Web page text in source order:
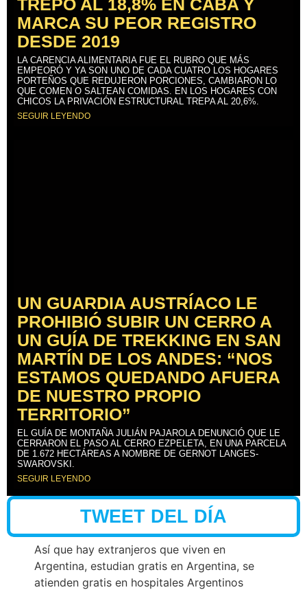
TREPÓ AL 18,8% EN CABA Y
MARCA SU PEOR REGISTRO
DESDE 2019
LA CARENCIA ALIMENTARIA FUE EL RUBRO QUE MÁS
EMPEORÓ Y YA SON UNO DE CADA CUATRO LOS HOGARES
PORTEÑOS QUE REDUJERON PORCIONES, CAMBIARON LO
QUE COMEN O SALTEAN COMIDAS. EN LOS HOGARES CON
CHICOS LA PRIVACIÓN ESTRUCTURAL TREPA AL 20,6%.
SEGUIR LEYENDO
UN GUARDIA AUSTRÍACO LE
PROHIBIÓ SUBIR UN CERRO A
UN GUÍA DE TREKKING EN SAN
MARTÍN DE LOS ANDES: “NOS
ESTAMOS QUEDANDO AFUERA
DE NUESTRO PROPIO
TERRITORIO”
EL GUÍA DE MONTAÑA JULIÁN PAJAROLA DENUNCIÓ QUE LE
CERRARON EL PASO AL CERRO EZPELETA, EN UNA PARCELA
DE 1.672 HECTÁREAS A NOMBRE DE GERNOT LANGES-
SWAROVSKI.
SEGUIR LEYENDO
TWEET DEL DÍA
Así que hay extranjeros que viven en
Argentina, estudian gratis en Argentina, se
atienden gratis en hospitales Argentinos